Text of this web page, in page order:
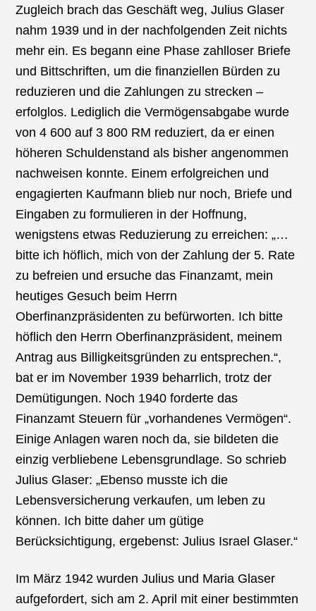
Zugleich brach das Geschäft weg, Julius Glaser
nahm 1939 und in der nachfolgenden Zeit nichts
mehr ein. Es begann eine Phase zahlloser Briefe
und Bittschriften, um die finanziellen Bürden zu
reduzieren und die Zahlungen zu strecken –
erfolglos. Lediglich die Vermögensabgabe wurde
von 4 600 auf 3 800 RM reduziert, da er einen
höheren Schuldenstand als bisher angenommen
nachweisen konnte. Einem erfolgreichen und
engagierten Kaufmann blieb nur noch, Briefe und
Eingaben zu formulieren in der Hoffnung,
wenigstens etwas Reduzierung zu erreichen: „…
bitte ich höflich, mich von der Zahlung der 5. Rate
zu befreien und ersuche das Finanzamt, mein
heutiges Gesuch beim Herrn
Oberfinanzpräsidenten zu befürworten. Ich bitte
höflich den Herrn Oberfinanzpräsident, meinem
Antrag aus Billigkeitsgründen zu entsprechen.“,
bat er im November 1939 beharrlich, trotz der
Demütigungen. Noch 1940 forderte das
Finanzamt Steuern für „vorhandenes Vermögen“.
Einige Anlagen waren noch da, sie bildeten die
einzig verbliebene Lebensgrundlage. So schrieb
Julius Glaser: „Ebenso musste ich die
Lebensversicherung verkaufen, um leben zu
können. Ich bitte daher um gütige
Berücksichtigung, ergebenst: Julius Israel Glaser.“
Im März 1942 wurden Julius und Maria Glaser
aufgefordert, sich am 2. April mit einer bestimmten